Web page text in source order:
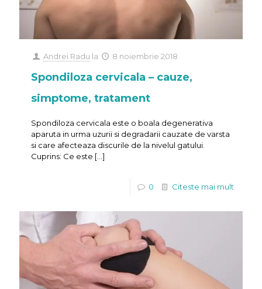
Andrei Radu la 8 noiembrie 2018
Spondiloza cervicala – cauze,
simptome, tratament
Spondiloza cervicala este o boala degenerativa
aparuta in urma uzurii si degradarii cauzate de varsta
si care afecteaza discurile de la nivelul gatului.
Cuprins: Ce este […]
0 Citeste mai mult